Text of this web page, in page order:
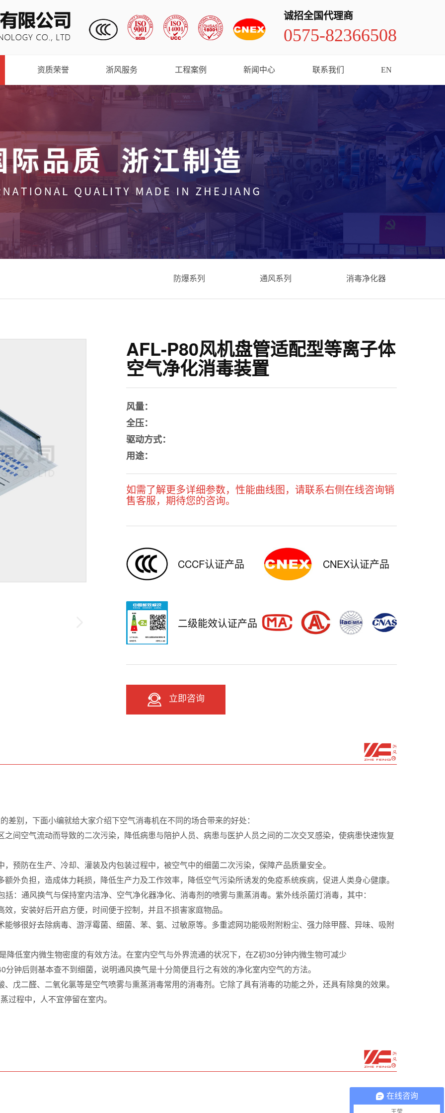
诚招全国代理商
0575-82366508
资质荣誉 浙风服务 工程案例 新闻中心 联系我们 EN
防爆系列 通风系列 消毒净化器
AFL-P80风机盘管适配型等离子体
空气净化消毒装置
风量：
全压：
驱动方式：
用途：
如需了解更多详细参数，性能曲线图，请联系右侧在线咨询销
售客服，期待您的咨询。
CCCF认证产品 CNEX认证产品
二级能效认证产品
立即咨询
别，下面小编就给大家介绍下空气消毒机在不同的场合带来的好处：
间空气流动而导致的二次污染，降低病患与陪护人员、病患与医护人员之间的二次交叉感染，使病患快速恢复
预防在生产、冷却、灌装及内包装过程中，被空气中的细菌二次污染，保障产品质量安全。
外负担，造成体力耗损，降低生产力及工作效率，降低空气污染所诱发的免疫系统疾病，促进人类身心健康。
：通风换气与保持室内洁净、空气净化器净化、消毒剂的喷雾与熏蒸消毒。紫外线杀菌灯消毒，其中：
，安装好后开启方便，时间便于控制，并且不损害家庭物品。
够很好去除病毒、游浮霉菌、细菌、苯、氨、过敏原等。多重滤网功能吸附附粉尘、强力除甲醛、异味、吸附
降低室内微生物密度的有效方法。在室内空气与外界流通的状况下，在Z初30分钟内微生物可减少
钟后则基本查不到细菌，说明通风换气是十分简便且行之有效的净化室内空气的方法。
戊二醛、二氧化氯等是空气喷雾与熏蒸消毒常用的消毒剂。它除了具有消毒的功能之外，还具有除臭的效果。
过程中，人不宜停留在室内。
在线咨询